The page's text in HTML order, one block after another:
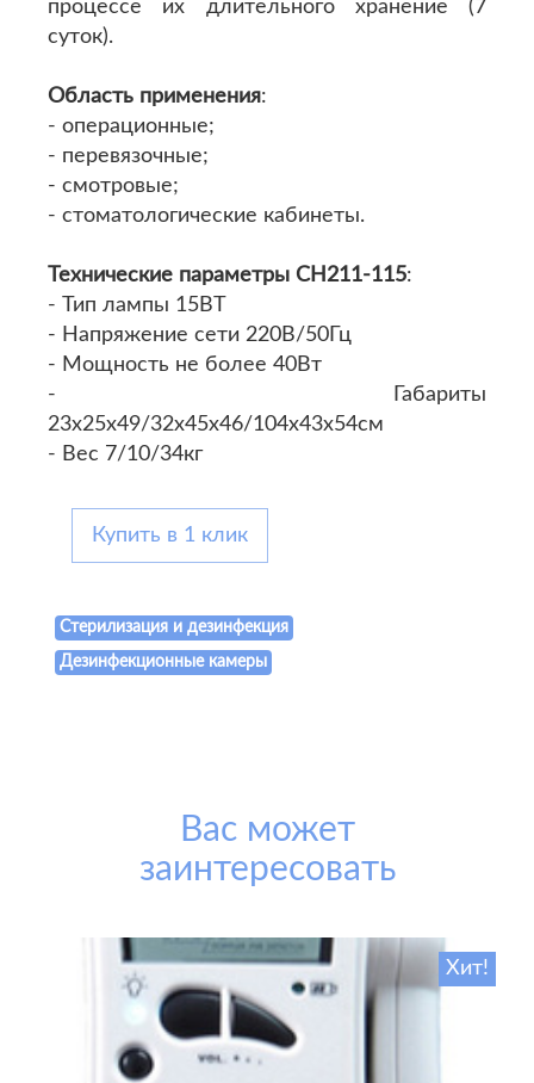
процессе их длительного хранение (7
суток).
Область применения:
- операционные;
- перевязочные;
- смотровые;
- стоматологические кабинеты.
Технические параметры СН211-115:
- Тип лампы 15ВТ
- Напряжение сети 220В/50Гц
- Мощность не более 40Вт
- Габариты
23х25х49/32х45х46/104x43x54см
- Вес 7/10/34кг
Купить в 1 клик
Стерилизация и дезинфекция
Дезинфекционные камеры
Вас может
заинтересовать
Хит!